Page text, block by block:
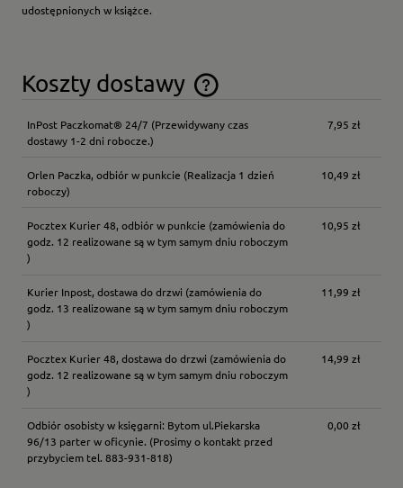
udostępnionych w książce.
Koszty dostawy
Cena nie zawiera ewentualnych kosztów płatności
InPost Paczkomat® 24/7 (Przewidywany czas
dostawy 1-2 dni robocze.)
7,95 zł
Orlen Paczka, odbiór w punkcie (Realizacja 1 dzień
roboczy)
10,49 zł
Pocztex Kurier 48, odbiór w punkcie (zamówienia do
godz. 12 realizowane są w tym samym dniu roboczym
)
10,95 zł
Kurier Inpost, dostawa do drzwi (zamówienia do
godz. 13 realizowane są w tym samym dniu roboczym
)
11,99 zł
Pocztex Kurier 48, dostawa do drzwi (zamówienia do
godz. 12 realizowane są w tym samym dniu roboczym
)
14,99 zł
Odbiór osobisty w księgarni: Bytom ul.Piekarska
96/13 parter w oficynie. (Prosimy o kontakt przed
przybyciem tel. 883-931-818)
0,00 zł